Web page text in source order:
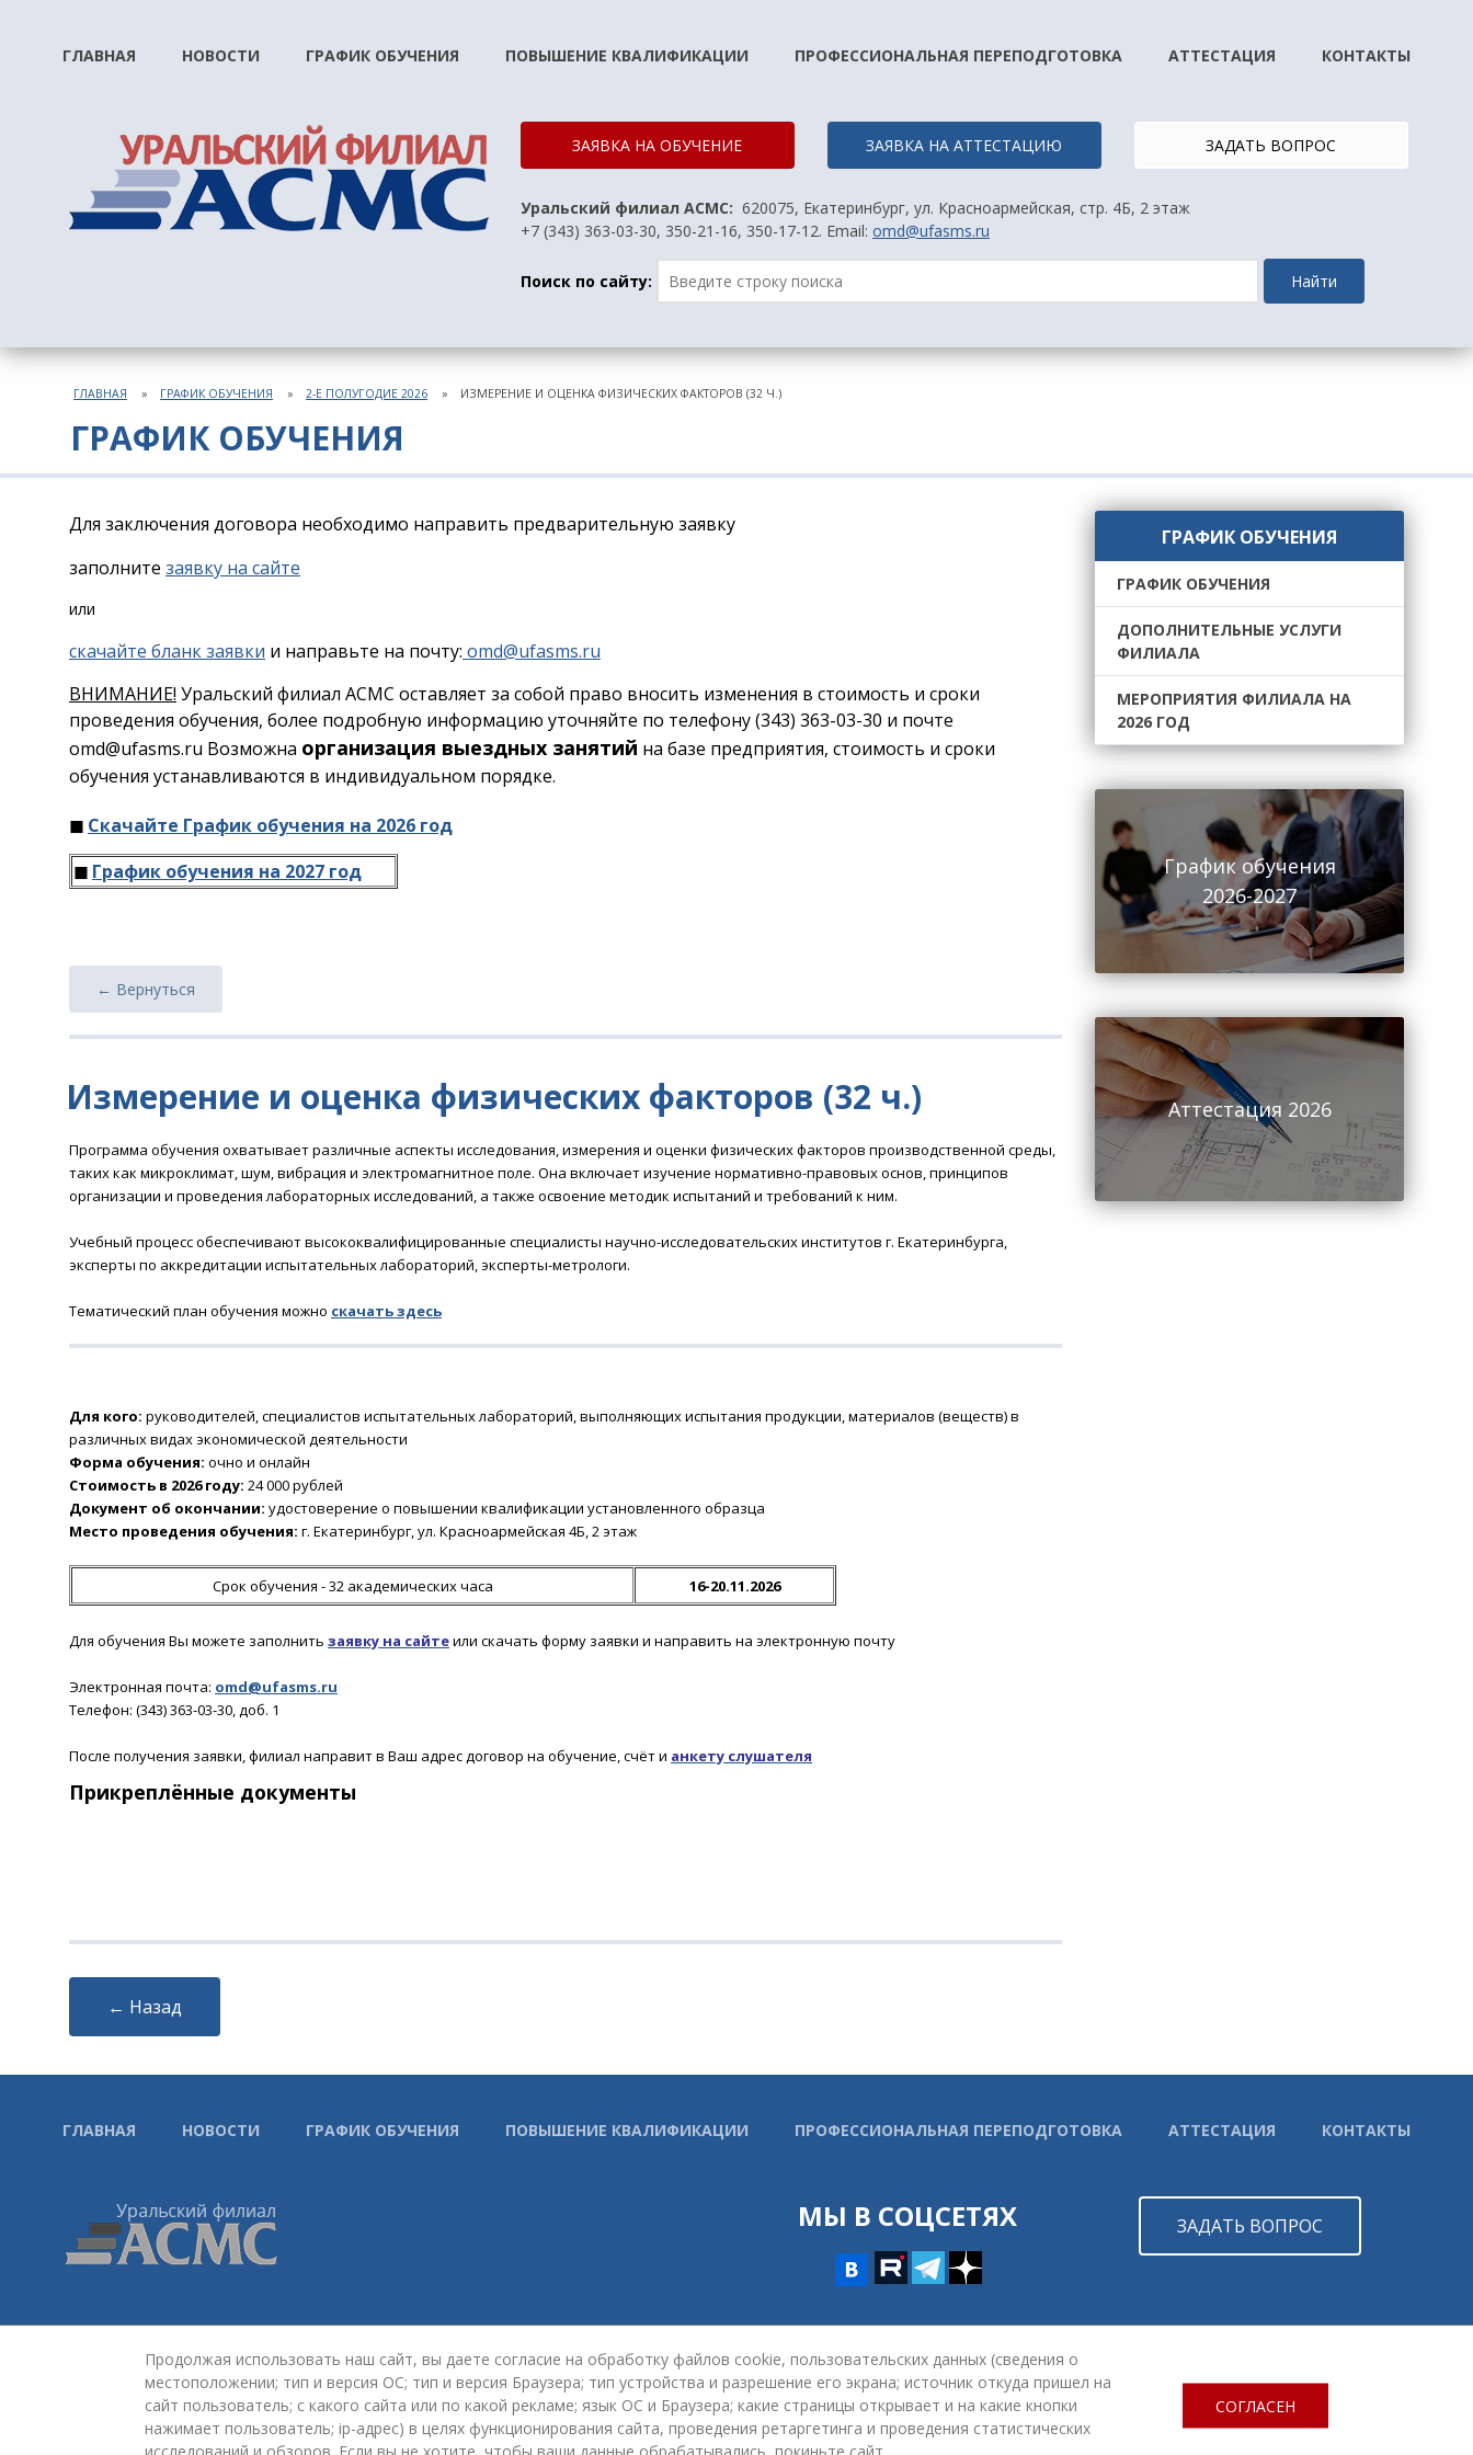
ГЛАВНАЯ НОВОСТИ ГРАФИК ОБУЧЕНИЯ ПОВЫШЕНИЕ КВАЛИФИКАЦИИ ПРОФЕССИОНАЛЬНАЯ ПЕРЕПОДГОТОВКА АТТЕСТАЦИЯ КОНТАКТЫ
ЗАЯВКА НА ОБУЧЕНИЕ ЗАЯВКА НА АТТЕСТАЦИЮ ЗАДАТЬ ВОПРОС
Уральский филиал АСМС: 620075, Екатеринбург, ул. Красноармейская, стр. 4Б, 2 этаж
+7 (343) 363-03-30, 350-21-16, 350-17-12. Email: omd@ufasms.ru
Поиск по сайту: Найти
ГЛАВНАЯ ГРАФИК ОБУЧЕНИЯ 2-Е ПОЛУГОДИЕ 2026 ИЗМЕРЕНИЕ И ОЦЕНКА ФИЗИЧЕСКИХ ФАКТОРОВ (32 Ч.)
ГРАФИК ОБУЧЕНИЯ
Для заключения договора необходимо направить предварительную заявку
заполните заявку на сайте
или
скачайте бланк заявки и направьте на почту: omd@ufasms.ru
ВНИМАНИЕ! Уральский филиал АСМС оставляет за собой право вносить изменения в стоимость и сроки
проведения обучения, более подробную информацию уточняйте по телефону (343) 363-03-30 и почте
omd@ufasms.ru Возможна организация выездных занятий на базе предприятия, стоимость и сроки
обучения устанавливаются в индивидуальном порядке.
◼ Скачайте График обучения на 2026 год
◼ График обучения на 2027 год
← Вернуться
Измерение и оценка физических факторов (32 ч.)
Программа обучения охватывает различные аспекты исследования, измерения и оценки физических факторов производственной среды,
таких как микроклимат, шум, вибрация и электромагнитное поле. Она включает изучение нормативно-правовых основ, принципов
организации и проведения лабораторных исследований, а также освоение методик испытаний и требований к ним.
Учебный процесс обеспечивают высококвалифицированные специалисты научно-исследовательских институтов г. Екатеринбурга,
эксперты по аккредитации испытательных лабораторий, эксперты-метрологи.
Тематический план обучения можно скачатьздесь
Для кого: руководителей, специалистов испытательных лабораторий, выполняющих испытания продукции, материалов (веществ) в
различных видах экономической деятельности
Форма обучения: очно и онлайн
Стоимость в 2026 году: 24 000 рублей
Документ об окончании: удостоверение о повышении квалификации установленного образца
Место проведения обучения: г. Екатеринбург, ул. Красноармейская 4Б, 2 этаж
Срок обучения - 32 академических часа 16-20.11.2026
Для обучения Вы можете заполнить заявку на сайтеили скачать форму заявки и направить на электронную почту
Электронная почта: omd@ufasms.ru
Телефон: (343) 363-03-30, доб. 1
После получения заявки, филиал направит в Ваш адрес договор на обучение, счёт и анкету слушателя
Прикреплённые документы
← Назад
ГРАФИК ОБУЧЕНИЯ
ГРАФИК ОБУЧЕНИЯ
ДОПОЛНИТЕЛЬНЫЕ УСЛУГИ
ФИЛИАЛА
МЕРОПРИЯТИЯ ФИЛИАЛА НА
2026 ГОД
График обучения
2026-2027
Аттестация 2026
ГЛАВНАЯ НОВОСТИ ГРАФИК ОБУЧЕНИЯ ПОВЫШЕНИЕ КВАЛИФИКАЦИИ ПРОФЕССИОНАЛЬНАЯ ПЕРЕПОДГОТОВКА АТТЕСТАЦИЯ КОНТАКТЫ
620075, г. Екатеринбург,
ул. Красноармейская, стр. 4Б, 2 этаж
+7 (343) 363-03-30
omd@ufasms.ru
МЫ В СОЦСЕТЯХ ЗАДАТЬ ВОПРОС
Продолжая использовать наш сайт, вы даете согласие на обработку файлов cookie, пользовательских данных (сведения о
местоположении; тип и версия ОС; тип и версия Браузера; тип устройства и разрешение его экрана; источник откуда пришел на
сайт пользователь; с какого сайта или по какой рекламе; язык ОС и Браузера; какие страницы открывает и на какие кнопки
нажимает пользователь; ip-адрес) в целях функционирования сайта, проведения ретаргетинга и проведения статистических
СОГЛАСЕН